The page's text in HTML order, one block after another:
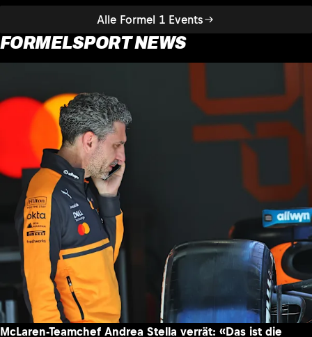
Alle Formel 1 Events
FORMELSPORT NEWS
McLaren-Teamchef Andrea Stella verrät: «Das ist die